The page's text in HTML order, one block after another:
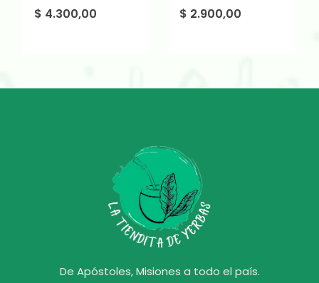
$ 4.300,00 $ 2.900,00
De Apóstoles, Misiones a todo el país.